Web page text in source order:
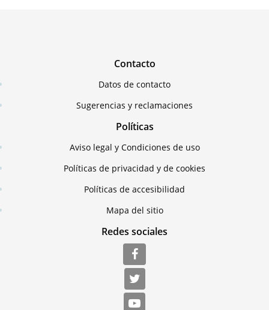
Contacto
Datos de contacto
Sugerencias y reclamaciones
Políticas
Aviso legal y Condiciones de uso
Políticas de privacidad y de cookies
Políticas de accesibilidad
Mapa del sitio
Redes sociales